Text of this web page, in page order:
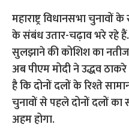
महाराष्ट्र विधानसभा
के संबंध उतार-चढ़ाव भरे रहे
सुलझाने की कोशिश का
अब पीएम मोदी ने उद्धव
है कि दोनों दलों के रिश्ते
चुनावों से पहले दोनों दलों
अहम होगा.